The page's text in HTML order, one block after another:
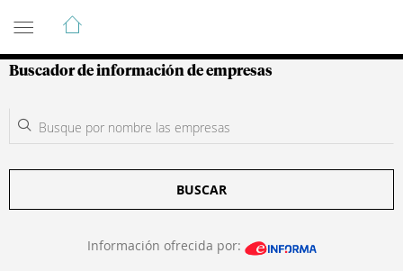
Guía de Empresas Colombianas
Buscador de información de empresas
BUSCAR
Información ofrecida por: